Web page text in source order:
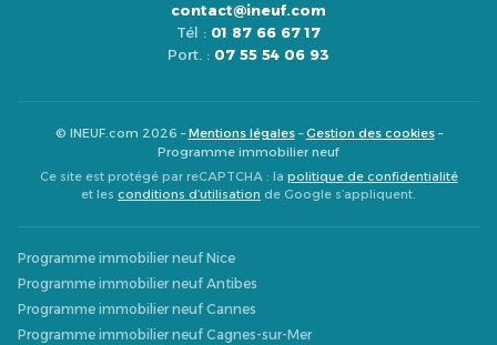
contact@ineuf.com
Tél : 01 87 66 67 17
Port. : 07 55 54 06 93
© INEUF.com 2026 –Mentions légales–Gestion des cookies–
Programme immobilier neuf
Ce site est protégé par reCAPTCHA : la politique de confidentialité
et les conditions d’utilisation de Google s’appliquent.
Programme immobilier neuf Nice
Programme immobilier neuf Antibes
Programme immobilier neuf Cannes
Programme immobilier neuf Cagnes-sur-Mer